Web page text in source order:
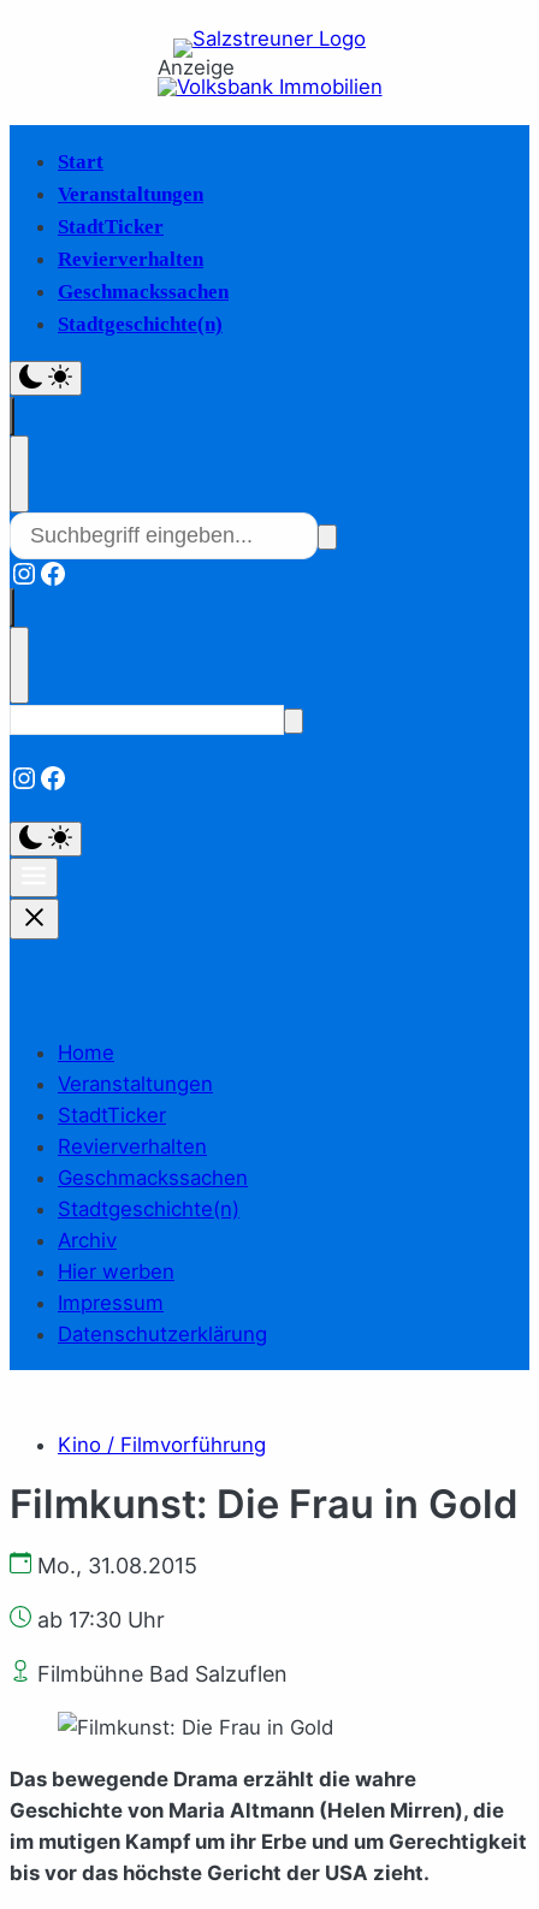
Anzeige
Start
Veranstaltungen
StadtTicker
Revierverhalten
Geschmackssachen
Stadtgeschichte(n)
Instagram
Facebook
Instagram
Facebook
Home
Veranstaltungen
StadtTicker
Revierverhalten
Geschmackssachen
Stadtgeschichte(n)
Archiv
Hier werben
Impressum
Datenschutzerklärung
Kino / Filmvorführung
Filmkunst: Die Frau in Gold
Mo., 31.08.2015
ab 17:30 Uhr
Filmbühne Bad Salzuflen
Das bewegende Drama erzählt die wahre
Geschichte von Maria Altmann (Helen Mirren), die
im mutigen Kampf um ihr Erbe und um Gerechtigkeit
bis vor das höchste Gericht der USA zieht.